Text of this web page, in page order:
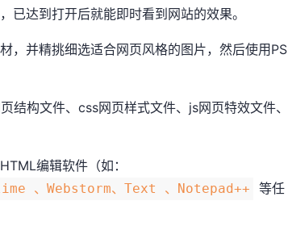
已达到打开后就能即时看到网站的效果。
，并精挑细选适合网页风格的图片，然后使用PS
结构文件、css网页样式文件、js网页特效文件、
编辑软件（如：
、Webstorm、Text 、Notepad++
等任